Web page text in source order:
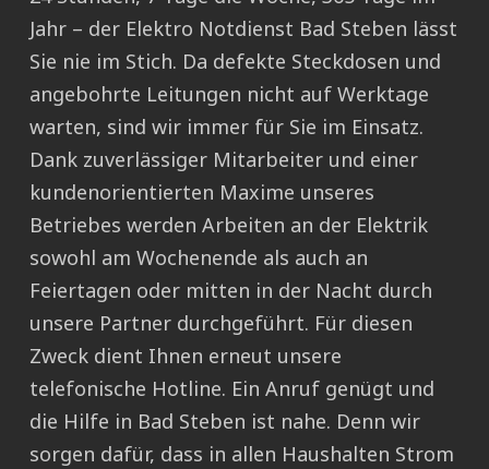
Jahr – der Elektro Notdienst Bad Steben lässt
Sie nie im Stich. Da defekte Steckdosen und
angebohrte Leitungen nicht auf Werktage
warten, sind wir immer für Sie im Einsatz.
Dank zuverlässiger Mitarbeiter und einer
kundenorientierten Maxime unseres
Betriebes werden Arbeiten an der Elektrik
sowohl am Wochenende als auch an
Feiertagen oder mitten in der Nacht durch
unsere Partner durchgeführt. Für diesen
Zweck dient Ihnen erneut unsere
telefonische Hotline. Ein Anruf genügt und
die Hilfe in Bad Steben ist nahe. Denn wir
sorgen dafür, dass in allen Haushalten Strom